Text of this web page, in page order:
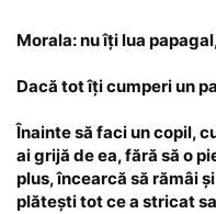
Morala: nu îți lua
Dacă tot îți cumperi un
Înainte să faci un copil,
ai grijă de ea, fără să o
plus, încearcă să rămâi
plătești tot ce a stricat